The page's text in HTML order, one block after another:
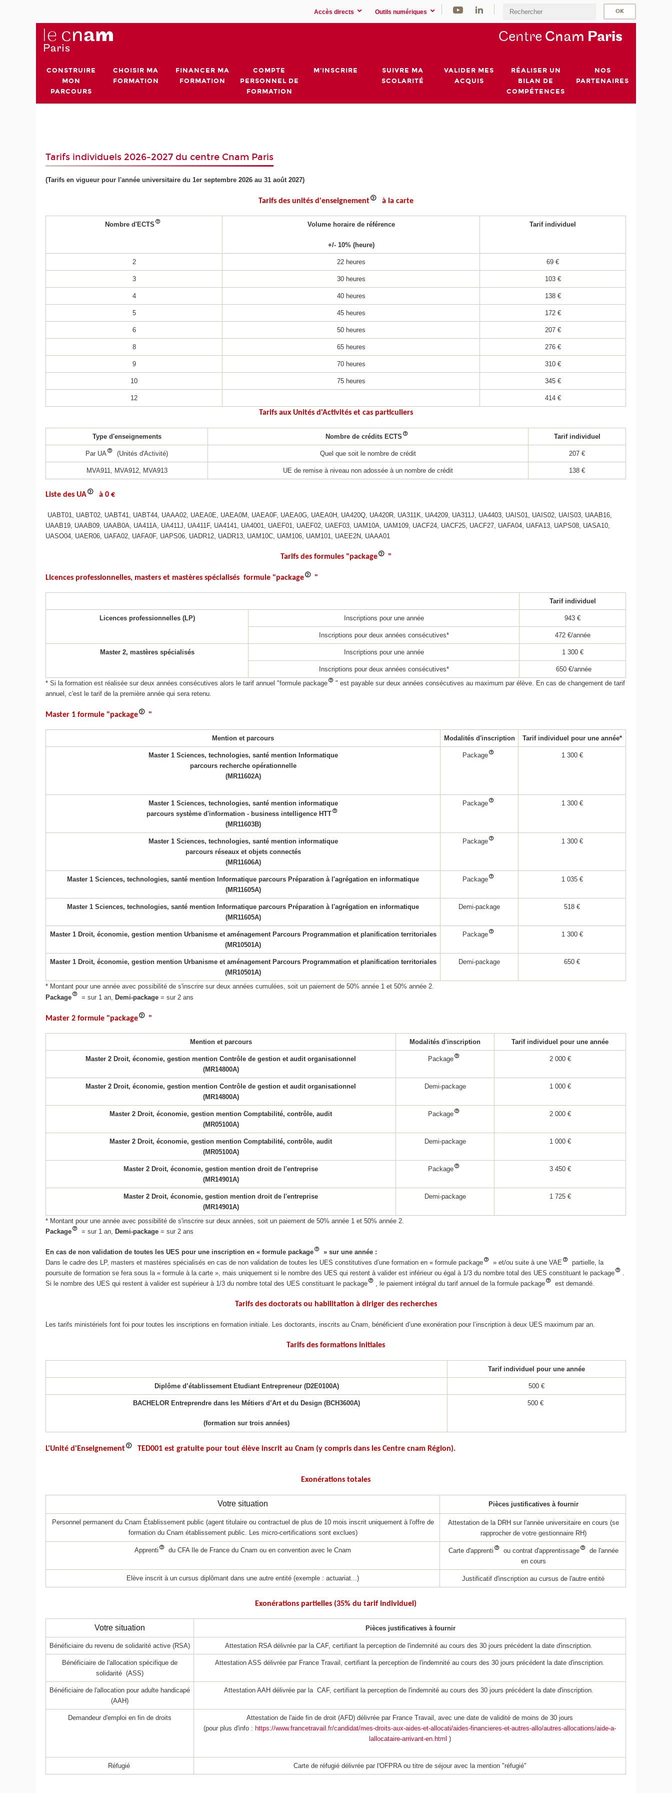
Accès directs Outils numériques
Centre Cnam Paris
CONSTRUIRE
MON
PARCOURS
CHOISIR MA
FORMATION
FINANCER MA
FORMATION
COMPTE
PERSONNEL DE
FORMATION
M'INSCRIRE
SUIVRE MA
SCOLARITÉ
VALIDER MES
ACQUIS
RÉALISER UN
BILAN DE
COMPÉTENCES
NOS
PARTENAIRES
Tarifs individuels 2026-2027 du centre Cnam Paris
(Tarifs en vigueur pour l'année universitaire du 1er septembre 2026 au 31 août 2027)
Tarifs des unités d'enseignement à la carte
Nombre d'ECTS Volume horaire de référence
+/‐ 10% (heure)
Tarif individuel
2 22 heures 69 €
3 30 heures 103 €
4 40 heures 138 €
5 45 heures 172 €
6 50 heures 207 €
8 65 heures 276 €
9 70 heures 310 €
10 75 heures 345 €
12 414 €
Tarifs aux Unités d'Activités et cas particuliers
Type d'enseignements Nombre de crédits ECTS Tarif individuel
Par UA (Unités d'Activité) Quel que soit le nombre de crédit 207 €
MVA911, MVA912, MVA913 UE de remise à niveau non adossée à un nombre de crédit 138 €
Liste des UA à 0 €
UABT01, UABT02, UABT41, UABT44, UAAA02, UAEA0E, UAEA0M, UAEA0F, UAEA0G, UAEA0H, UA420Q, UA420R, UA311K, UA4209, UA311J, UA4403, UAIS01, UAIS02, UAIS03, UAAB16,
UAAB19, UAAB09, UAAB0A, UA411A, UA411J, UA411F, UA4141, UA4001, UAEF01, UAEF02, UAEF03, UAM10A, UAM109, UACF24, UACF25, UACF27, UAFA04, UAFA13, UAPS08, UASA10,
UASO04, UAER06, UAFA02, UAFA0F, UAPS06, UADR12, UADR13, UAM10C, UAM106, UAM101, UAEE2N, UAAA01­­
Tarifs des formules "package "
Licences professionnelles, masters et mastères spécialisés formule "package "
Tarif individuel
Licences professionnelles (LP) Inscriptions pour une année 943 €
Inscriptions pour deux années consécutives* 472 €/année
Master 2, mastères spécialisés Inscriptions pour une année 1 300 €
Inscriptions pour deux années consécutives*
650 €/année
* Si la formation est réalisée sur deux années consécutives alors le tarif annuel "formule package
" est payable sur deux années consécutives au maximum par élève. En cas de changement de tarif
annuel, c'est le tarif de la première année qui sera retenu.
Master 1 formule "package "
Mention et parcours Modalités d'inscription Tarif individuel pour une année*
Master 1 Sciences, technologies, santé mention Informatique
parcours recherche opérationnelle
(MR11602A)
Package 1 300 €
Master 1 Sciences, technologies, santé mention informatique
parcours système d'information - business intelligence HTT
(MR11603B)
Package 1 300 €
Master 1 Sciences, technologies, santé mention informatique
parcours réseaux et objets connectés
(MR11606A)
Package 1 300 €
Master 1 Sciences, technologies, santé mention Informatique parcours Préparation à l'agrégation en informatique
(MR11605A)
Package 1 035 €
Master 1 Sciences, technologies, santé mention Informatique parcours Préparation à l'agrégation en informatique
(MR11605A)
Demi-package 518 €
Master 1 Droit, économie, gestion mention Urbanisme et aménagement Parcours Programmation et planification territoriales
(MR10501A)
Package 1 300 €
Master 1 Droit, économie, gestion mention Urbanisme et aménagement Parcours Programmation et planification territoriales
(MR10501A)
Demi-package 650 €
* Montant pour une année avec possibilité de s'inscrire sur deux années cumulées, soit un paiement de 50% année 1 et 50% année 2.
Package
= sur 1 an, Demi-package= sur 2 ans
Master 2 formule "package "
Mention et parcours Modalités d'inscription Tarif individuel pour une année
Master 2 Droit, économie, gestion mention Contrôle de gestion et audit organisationnel
(MR14800A)
Package 2 000 €
Master 2 Droit, économie, gestion mention Contrôle de gestion et audit organisationnel
(MR14800A)
Demi-package 1 000 €
Master 2 Droit, économie, gestion mention Comptabilité, contrôle, audit
(MR05100A)
Package 2 000 €
Master 2 Droit, économie, gestion mention Comptabilité, contrôle, audit
(MR05100A)
Demi-package 1 000 €
Master 2 Droit, économie, gestion mention droit de l'entreprise
(MR14901A)
Package 3 450 €
Master 2 Droit, économie, gestion mention droit de l'entreprise
(MR14901A)
Demi-package 1 725 €
* Montant pour une année avec possibilité de s'inscrire sur deux années, soit un paiement de 50% année 1 et 50% année 2.
Package
= sur 1 an, Demi-package= sur 2 ans
En cas de non validation de toutes les UES pour une inscription en « formule package
» sur une année :
Dans le cadre des LP, masters et mastères spécialisés en cas de non validation de toutes les UES constitutives d’une formation en « formule package
» et/ou suite à une VAE
partielle, la
poursuite de formation se fera sous la « formule à la carte », mais uniquement si le nombre des UES qui restent à valider est inférieur ou égal à 1/3 du nombre total des UES constituant le package
Si le nombre des UES qui restent à valider est supérieur à 1/3 du nombre total des UES constituant le package
, le paiement intégral du tarif annuel de la formule package est demandé.
Tarifs des doctorats ou habilitation à diriger des recherches
Les tarifs ministériels font foi pour toutes les inscriptions en formation initiale. Les doctorants, inscrits au Cnam, bénéficient d’une exonération pour l’inscription à deux UES maximum par an.
Tarifs des formations initiales
Tarif individuel pour une année
Diplôme d’établissement Etudiant Entrepreneur (D2E0100A) 500 €
BACHELOR Entreprendre dans les Métiers d’Art et du Design (BCH3600A)
(formation sur trois années)
500 €
L'Unité d'Enseignement TED001 est gratuite pour tout élève inscrit au Cnam (y compris dans les Centre cnam Région).
Exonérations totales
Votre situation Pièces justificatives à fournir
Personnel permanent du Cnam Établissement public (agent titulaire ou contractuel de plus de 10 mois inscrit uniquement à l'offre de
formation du Cnam établissement public. Les micro-certifications sont exclues)
Attestation de la DRH sur l'année universitaire en cours (se
rapprocher de votre gestionnaire RH)
Apprenti du CFA Ile de France du Cnam ou en convention avec le Cnam Carte d'apprenti ou contrat d'apprentissage
de l'année
en cours
Elève inscrit à un cursus diplômant dans une autre entité (exemple : actuariat...) Justificatif d'inscription au cursus de l'autre entité
Exonérations partielles (35% du tarif individuel)
Votre situation Pièces justificatives à fournir
Bénéficiaire du revenu de solidarité active (RSA) Attestation RSA délivrée par la CAF, certifiant la perception de l'indemnité au cours des 30 jours précédent la date d'inscription.
Bénéficiaire de l'allocation spécifique de
solidarité (ASS)
Attestation ASS délivrée par France Travail, certifiant la perception de l'indemnité au cours des 30 jours précédent la date d'inscription.
Bénéficiaire de l'allocation pour adulte handicapé
(AAH)
Attestation AAH délivrée par la CAF, certifiant la perception de l'indemnité au cours des 30 jours précédent la date d'inscription.
Demandeur d'emploi en fin de droits
Attestation de l'aide fin de droit (AFD) délivrée par France Travail, avec une date de validité de moins de 30 jours
(pour plus d'info : https://www.francetravail.fr/candidat/mes-droits-aux-aides-et-allocati/aides-financieres-et-autres-allo/autres-allocations/aide-a-
lallocataire-arrivant-en.html )
Réfugié Carte de réfugié délivrée par l'OFPRA ou titre de séjour avec la mention "réfugié"